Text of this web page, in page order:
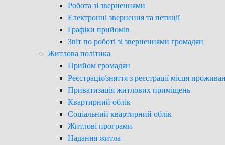
Робота зі зверненнями
Електронні звернення та петиції
Графіки прийомів
Звіт по роботі зі зверненнями громадян
Житлова політика
Прийом громадян
Реєстрація/зняття з реєстрації місця
Приватизація житлових приміщень
Квартирний облік
Соціальний квартирний облік
Житлові програми
Надання житла